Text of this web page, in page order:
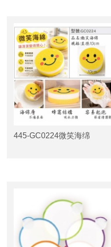
445-GC0224微笑海绵